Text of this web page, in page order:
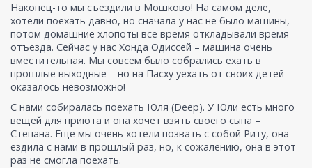
Наконец-то мы съездили в Мошково! На самом деле,
хотели поехать давно, но сначала у нас не было машины,
потом домашние хлопоты все время откладывали время
отъезда. Сейчас у нас Хонда Одиссей – машина очень
вместительная. Мы совсем было собрались ехать в
прошлые выходные – но на Пасху уехать от своих детей
оказалось невозможно!
С нами собиралась поехать Юля (Deep). У Юли есть много
вещей для приюта и она хочет взять своего сына –
Степана. Еще мы очень хотели позвать с собой Риту, она
ездила с нами в прошлый раз, но, к сожалению, она в этот
раз не смогла поехать.